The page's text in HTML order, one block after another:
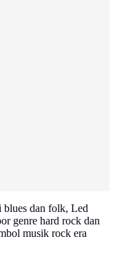
blues dan folk, Led
genre hard rock dan
musik rock era